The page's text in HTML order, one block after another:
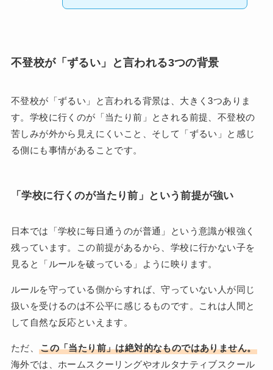
不登校が「ずるい」と言われる3つの背景
不登校が「ずるい」と言われる背景は、大きく3つありま
す。学校に行くのが「当たり前」とされる前提、不登校の
苦しみが外から見えにくいこと、そして「ずるい」と感じ
る側にも事情があることです。
「学校に行くのが当たり前」という前提が強い
日本では「学校に毎日通うのが普通」という意識が根強く
残っています。この前提があるから、学校に行かない子を
見ると「ルールを破っている」ように映ります。
ルールを守っている側からすれば、守っていない人が同じ
扱いを受けるのは不公平に感じるものです。これは人間と
して自然な反応といえます。
ただ、この「当たり前」は絶対的なものではありません。
海外では、ホームスクーリングやオルタナティブスクール